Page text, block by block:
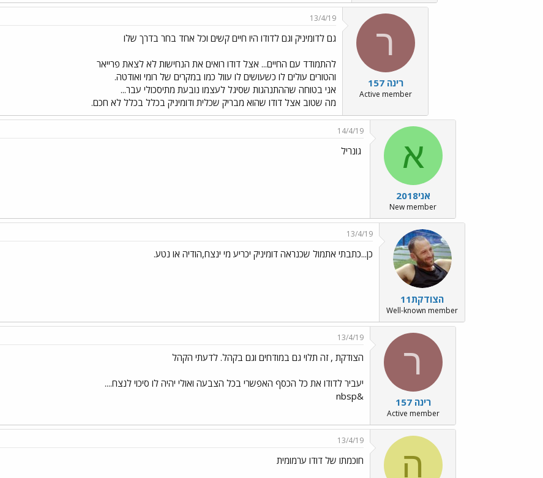
ר
רינה 157
Active member
13/4/19
גם לדומיניק וגם לדודו היו חיים קשים וכל אחד בחר בדרך שלו
להתמודד עם החיים... אצל דודו רואים את הנחישות לא לצאת פרייאר
והטורים עולים לו כשעושים לו עוול כמו במקרים של רומי ואודטה.
אני בטוחה שההתנהגות שסיגל לעצמו נובעת מתיסכולי עבר...
מה שטוב אצל דודו שהוא מבריק שכלית ודומיניק בכלל בכלל לא חכם.
א
אני2018
New member
14/4/19
גונריל
הצודקת11
Well-known member
13/4/19
כן...כתבתי אתמול שכנראה דומיניק יכריע מי ינצח,הודיה או נטע.
ר
רינה 157
Active member
13/4/19
הצודקת , זה תלוי גם במודחים וגם בקהל. לדעתי הקהל
יעביר לדודו את כל הכסף האפשרי בכל הצבעה ואולי יהיה לו סיכוי לנצח....
&nbsp
ה
13/4/19
חוכמתו של דודו ערמומית